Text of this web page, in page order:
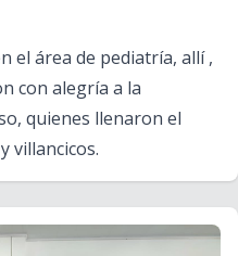
el área de pediatría, allí ,
con alegría a la
quienes llenaron el
villancicos.